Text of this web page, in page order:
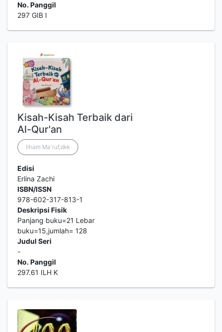
No. Panggil
297 GIB I
Kisah-Kisah Terbaik dari
Al-Qur'an
Ilham Ma'ruf,dkk
Edisi
Erlina Zachi
ISBN/ISSN
978-602-317-813-1
Deskripsi Fisik
Panjang buku=21 Lebar
buku=15,jumlah= 128
Judul Seri
-
No. Panggil
297.61 ILH K